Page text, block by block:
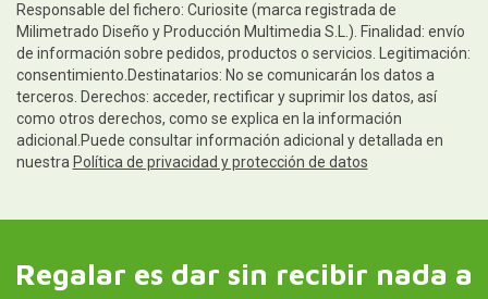
Responsable del fichero: Curiosite (marca registrada de
Milimetrado Diseño y Producción Multimedia S.L.). Finalidad: envío
de información sobre pedidos, productos o servicios. Legitimación:
consentimiento.Destinatarios: No se comunicarán los datos a
terceros. Derechos: acceder, rectificar y suprimir los datos, así
como otros derechos, como se explica en la información
adicional.Puede consultar información adicional y detallada en
nuestra Política de privacidad y protección de datos
Regalar es dar sin recibir nada a